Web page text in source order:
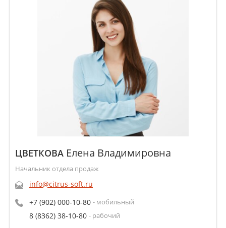
ЦВЕТКОВА Елена Владимировна
Начальник отдела продаж
info@citrus-soft.ru
+7 (902) 000-10-80 - мобильный
8 (8362) 38-10-80 - рабочий